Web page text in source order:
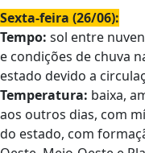
Sexta-feira (26/06):
Tempo: sol entre
e condições de chuva
estado devido a
Temperatura: baixa,
aos outros dias, com
do estado, com